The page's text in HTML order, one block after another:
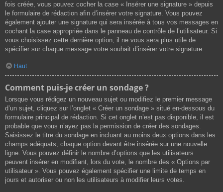
fois créée, vous pouvez cocher la case « Insérer une signature » depuis
le formulaire de rédaction afin d’insérer votre signature. Vous pouvez
également ajouter une signature qui sera insérée à tous vos messages en
cochant la case appropriée dans le panneau de contrôle de l’utilisateur. Si
vous choisissez cette dernière option, il ne vous sera plus utile de
spécifier sur chaque message votre souhait d’insérer votre signature.
Haut
Comment puis-je créer un sondage ?
Lorsque vous rédigez un nouveau sujet ou modifiez le premier message
d’un sujet, cliquez sur l’onglet « Créer un sondage » situé en-dessous du
formulaire principal de rédaction. Si cet onglet n’est pas disponible, il est
probable que vous n’ayez pas la permission de créer des sondages.
Saisissez le titre du sondage en incluant au moins deux options dans les
champs adéquats, chaque option devant être insérée sur une nouvelle
ligne. Vous pouvez définir le nombre d’options que les utilisateurs
peuvent insérer en modifiant, lors du vote, le nombre des « Options par
utilisateur ». Vous pouvez également spécifier une limite de temps en
jours et autoriser ou non les utilisateurs à modifier leurs votes.